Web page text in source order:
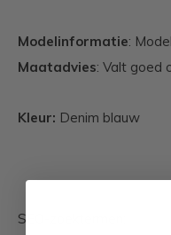
Modelinformatie:
Maatadvies: Valt goed
Kleur: Denim blauw
SEO-zoektermen: